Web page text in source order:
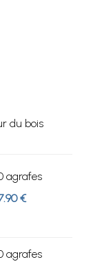
du bois
agrafes
€
agrafes